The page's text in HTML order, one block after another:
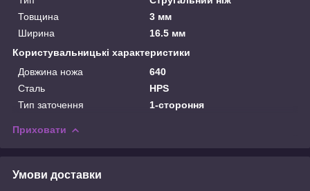
Товщина
3 мм
Ширина
16.5 мм
Користувальницькі характеристики
Довжина ножа
640
Сталь
HPS
Тип заточення
1-стороння
Приховати
Умови доставки